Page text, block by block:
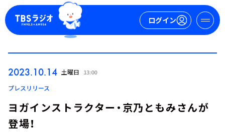
ログイン
2023.10.14 土曜日 13:00
プレスリリース
ヨガインストラクター・京乃ともみさんが
登場！